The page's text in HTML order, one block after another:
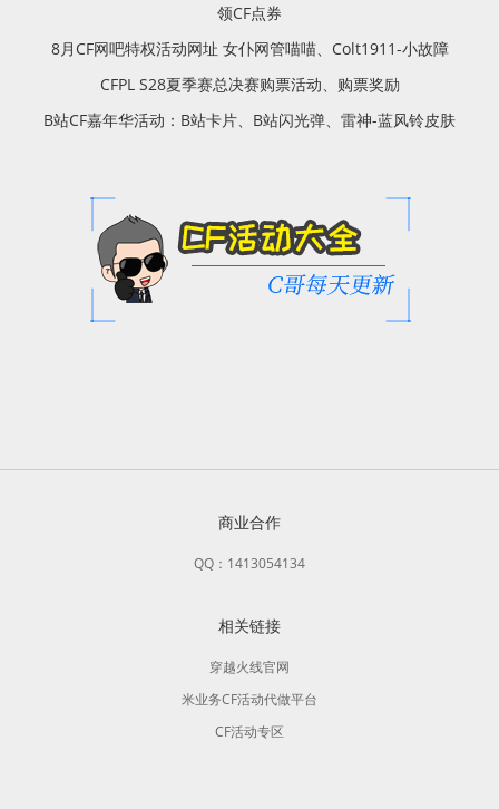
领CF点券
8月CF网吧特权活动网址 女仆网管喵喵、Colt1911-小故障
CFPL S28夏季赛总决赛购票活动、购票奖励
B站CF嘉年华活动：B站卡片、B站闪光弹、雷神-蓝风铃皮肤
商业合作
QQ：1413054134
相关链接
穿越火线官网
米业务CF活动代做平台
CF活动专区